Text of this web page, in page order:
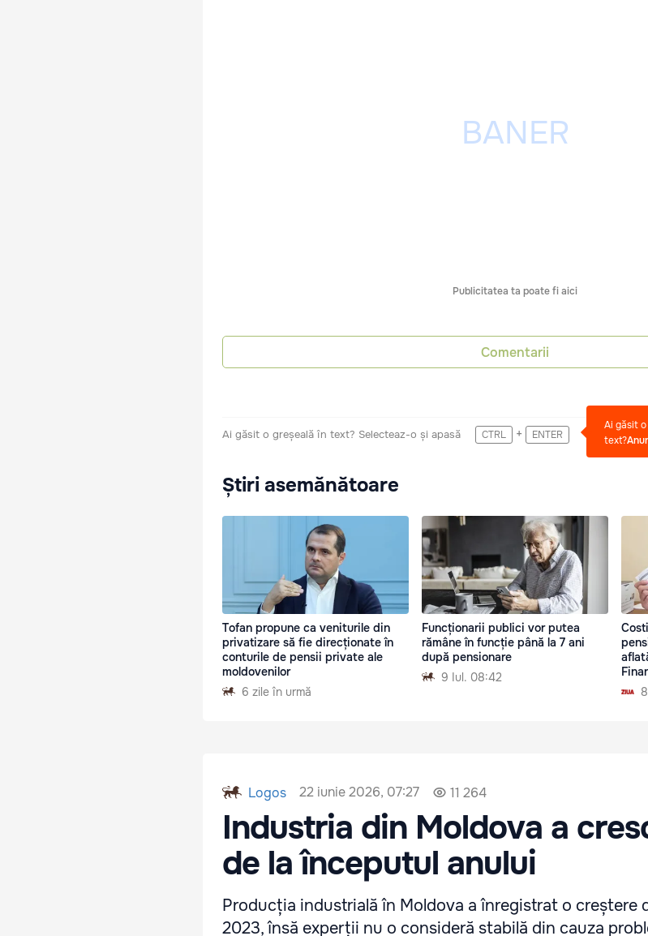
Publicitatea ta poate fi aici
Comentarii
Ai găsit o greșeală în text? Selecteaz-o și apasă CTRL + ENTER
Ai găsit
text?
Știri asemănătoare
Tofan propune ca veniturile din
privatizare să fie direcționate în
conturile de pensii private ale
moldovenilor
6 zile în urmă
Funcționarii publici vor putea
rămâne în funcție până la 7 ani
după pensionare
9 Iul. 08:42
Logos 22 iunie 2026, 07:27 11 264
Industria din Moldova a
de la începutul anului
Producția industrială în Moldova a înregistrat o creștere
2023, însă experții nu o consideră stabilă din cauza